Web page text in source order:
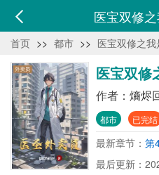
医宝双修
首页 >> 都市 >> 医宝双修之
医宝双修
作者： 熵烬
都市 已完结
最新章节： 第
最后更新：